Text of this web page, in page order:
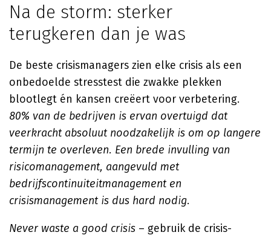
Na de storm: sterker
terugkeren dan je was
De beste crisismanagers zien elke crisis als een
onbedoelde stresstest die zwakke plekken
blootlegt én kansen creëert voor verbetering.
80% van de bedrijven is ervan overtuigd dat
veerkracht absoluut noodzakelijk is om op langere
termijn te overleven. Een brede invulling van
risicomanagement, aangevuld met
bedrijfscontinuiteitmanagement en
crisismanagement is dus hard nodig.
Never waste a good crisis – gebruik de crisis-